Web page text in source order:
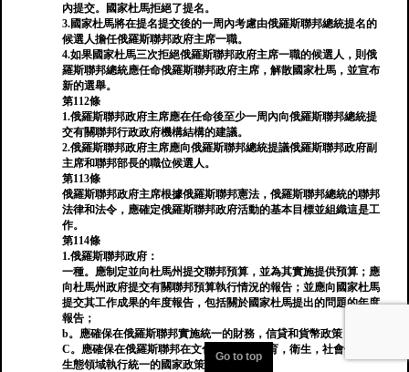
內提交。國家杜馬拒絕了提名。
3.國家杜馬將在提名提交後的一周內考慮由俄羅斯聯邦總統提名的
候選人擔任俄羅斯聯邦政府主席一職。
4.如果國家杜馬三次拒絕俄羅斯聯邦政府主席一職的候選人，則俄
羅斯聯邦總統應任命俄羅斯聯邦政府主席，解散國家杜馬，並宣布
新的選舉。
第112條
1.俄羅斯聯邦政府主席應在任命後至少一周內向俄羅斯聯邦總統提
交有關聯邦行政政府機構結構的建議。
2.俄羅斯聯邦政府主席應向俄羅斯聯邦總統提議俄羅斯聯邦政府副
主席和聯邦部長的職位候選人。
第113條
俄羅斯聯邦政府主席根據俄羅斯聯邦憲法，俄羅斯聯邦總統的聯邦
法律和法令，應確定俄羅斯聯邦政府活動的基本目標並組織這是工
作。
第114條
1.俄羅斯聯邦政府：
一種。應制定並向杜馬州提交聯邦預算，並為其實施提供預算；應
向杜馬州政府提交有關聯邦預算執行情況的報告；並應向國家杜馬
提交其工作成果的年度報告，包括關於國家杜馬提出的問題的年度
報告；
b。應確保在俄羅斯聯邦實施統一的財務，信貸和貨幣政策；
C。應確保在俄羅斯聯邦在文化，科學，教育，衛生，社會保障和
生態領域執行統一的國家政策；
Go to top